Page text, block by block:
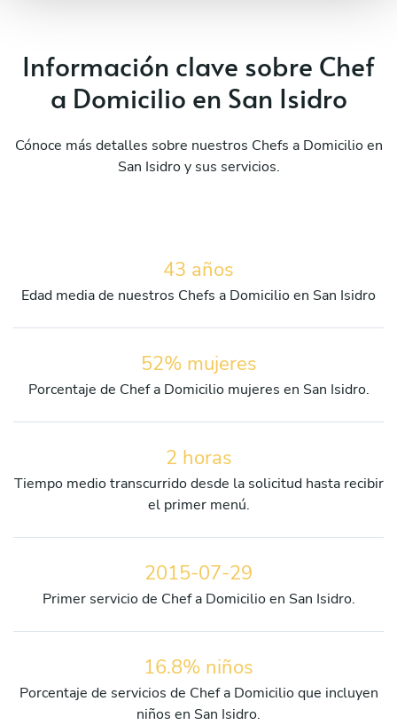
Información clave sobre Chef
a Domicilio en San Isidro
Cónoce más detalles sobre nuestros Chefs a Domicilio en
San Isidro y sus servicios.
43 años
Edad media de nuestros Chefs a Domicilio en San Isidro
52% mujeres
Porcentaje de Chef a Domicilio mujeres en San Isidro.
2 horas
Tiempo medio transcurrido desde la solicitud hasta recibir
el primer menú.
2015-07-29
Primer servicio de Chef a Domicilio en San Isidro.
16.8% niños
Porcentaje de servicios de Chef a Domicilio que incluyen
niños en San Isidro.